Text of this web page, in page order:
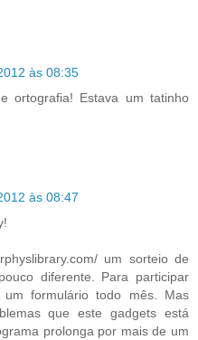
às 08:35
ortografia! Estava um tatinho
às 08:47
um sorteio de
diferente. Para participar
formulário todo mês. Mas
que este gadgets está
prolonga por mais de um